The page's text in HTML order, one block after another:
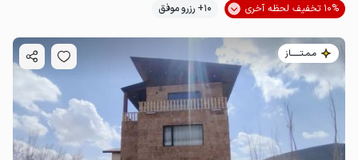
10% تخفیف لحظه آخری
10+ رزرو موفق
مـمـتــــــاز